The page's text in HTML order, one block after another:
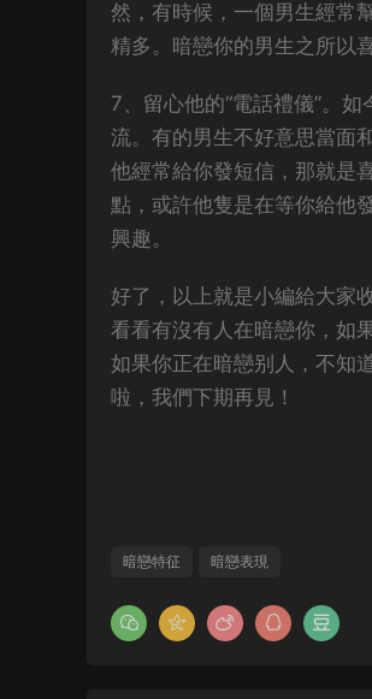
然，有時候，一個男生經常
精多。 暗戀你的男生之所以
7、留心他的“電話禮儀”。
流。有的男生不好意思當面
他經常給你發短信，那就是
點，或許他隻是在等你給他
興趣。
好了，以上就是小編給大家
看看有沒有人在暗戀你，如
如果你正在暗戀别人，不知
啦，我們下期再見！
暗戀特征 暗戀表現